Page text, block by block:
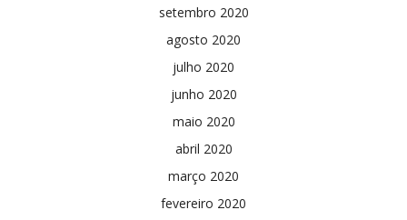
setembro 2020
agosto 2020
julho 2020
junho 2020
maio 2020
abril 2020
março 2020
fevereiro 2020